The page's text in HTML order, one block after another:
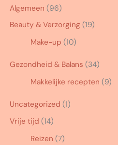
Algemeen (96)
Beauty & Verzorging (19)
Make-up (10)
Gezondheid & Balans (34)
Makkelijke recepten (9)
Uncategorized (1)
Vrije tijd (14)
Reizen (7)